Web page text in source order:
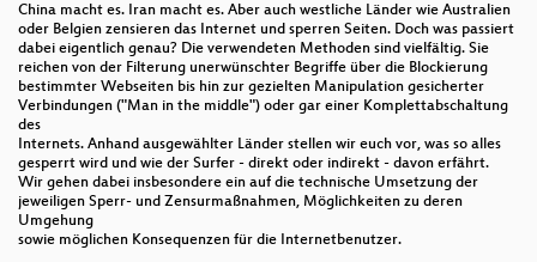
China macht es. Iran macht es. Aber auch westliche Länder wie Australien
oder Belgien zensieren das Internet und sperren Seiten. Doch was passiert
dabei eigentlich genau? Die verwendeten Methoden sind vielfältig. Sie
reichen von der Filterung unerwünschter Begriffe über die Blockierung
bestimmter Webseiten bis hin zur gezielten Manipulation gesicherter
Verbindungen ("Man in the middle") oder gar einer Komplettabschaltung
des
Internets. Anhand ausgewählter Länder stellen wir euch vor, was so alles
gesperrt wird und wie der Surfer - direkt oder indirekt - davon erfährt.
Wir gehen dabei insbesondere ein auf die technische Umsetzung der
jeweiligen Sperr- und Zensurmaßnahmen, Möglichkeiten zu deren
Umgehung
sowie möglichen Konsequenzen für die Internetbenutzer.